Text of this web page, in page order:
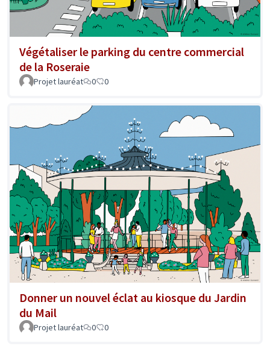
Végétaliser le parking du centre commercial
de la Roseraie
Projet lauréat 0 0
Donner un nouvel éclat au kiosque du Jardin
du Mail
Projet lauréat 0 0